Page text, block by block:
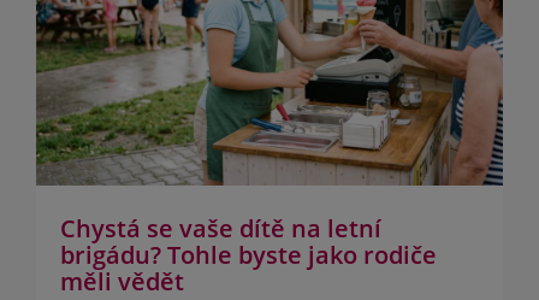
Chystá se vaše dítě na letní
brigádu? Tohle byste jako rodiče
měli vědět